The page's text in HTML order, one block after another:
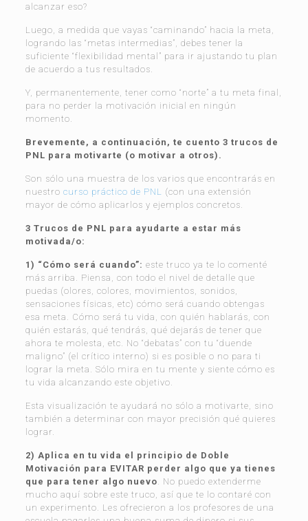
alcanzar eso?
Luego, a medida que vayas “caminando” hacia la meta,
logrando las “metas intermedias”, debes tener la
suficiente “flexibilidad mental” para ir ajustando tu plan
de acuerdo a tus resultados.
Y, permanentemente, tener como “norte” a tu meta final,
para no perder la motivación inicial en ningún
momento.
Brevemente, a continuación, te cuento 3 trucos de
PNL para motivarte (o motivar a otros).
Son sólo una muestra de los varios que encontrarás en
nuestrocurso práctico de PNL
(con una extensión
mayor de cómo aplicarlos y ejemplos concretos.
3 Trucos de PNL para ayudarte a estar más
motivada/o:
1) “Cómo será cuando”: este truco ya te lo comenté
más arriba. Piensa, con todo el nivel de detalle que
puedas (olores, colores, movimientos, sonidos,
sensaciones físicas, etc) cómo será cuando obtengas
esa meta. Cómo será tu vida, con quién hablarás, con
quién estarás, qué tendrás, qué dejarás de tener que
ahora te molesta, etc. No “debatas” con tu “duende
maligno” (el crítico interno) si es posible o no para ti
lograr la meta. Sólo mira en tu mente y siente cómo es
tu vida alcanzando este objetivo.
Esta visualización te ayudará no sólo a motivarte, sino
también a determinar con mayor precisión qué quieres
lograr.
2) Aplica en tu vida el principio de Doble
Motivación para EVITAR perder algo que ya tienes
que para tener algo nuevo . No puedo extenderme
mucho aquí sobre este truco, así que te lo contaré con
un experimento. Les ofrecieron a los profesores de una